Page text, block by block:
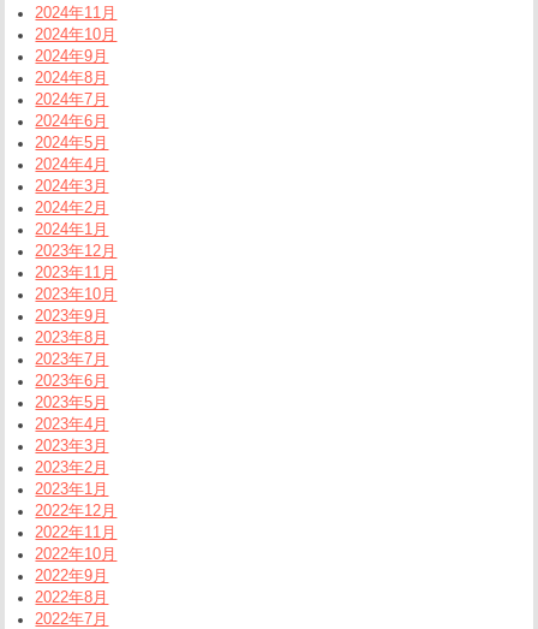
2024年11月
2024年10月
2024年9月
2024年8月
2024年7月
2024年6月
2024年5月
2024年4月
2024年3月
2024年2月
2024年1月
2023年12月
2023年11月
2023年10月
2023年9月
2023年8月
2023年7月
2023年6月
2023年5月
2023年4月
2023年3月
2023年2月
2023年1月
2022年12月
2022年11月
2022年10月
2022年9月
2022年8月
2022年7月